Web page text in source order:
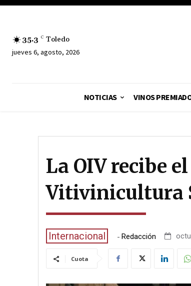
35.3 C Toledo
jueves 6, agosto, 2026
NOTICIAS VINOS
La OIV recibe
Vitivinicultura
Internacional - Redacción
Cuota